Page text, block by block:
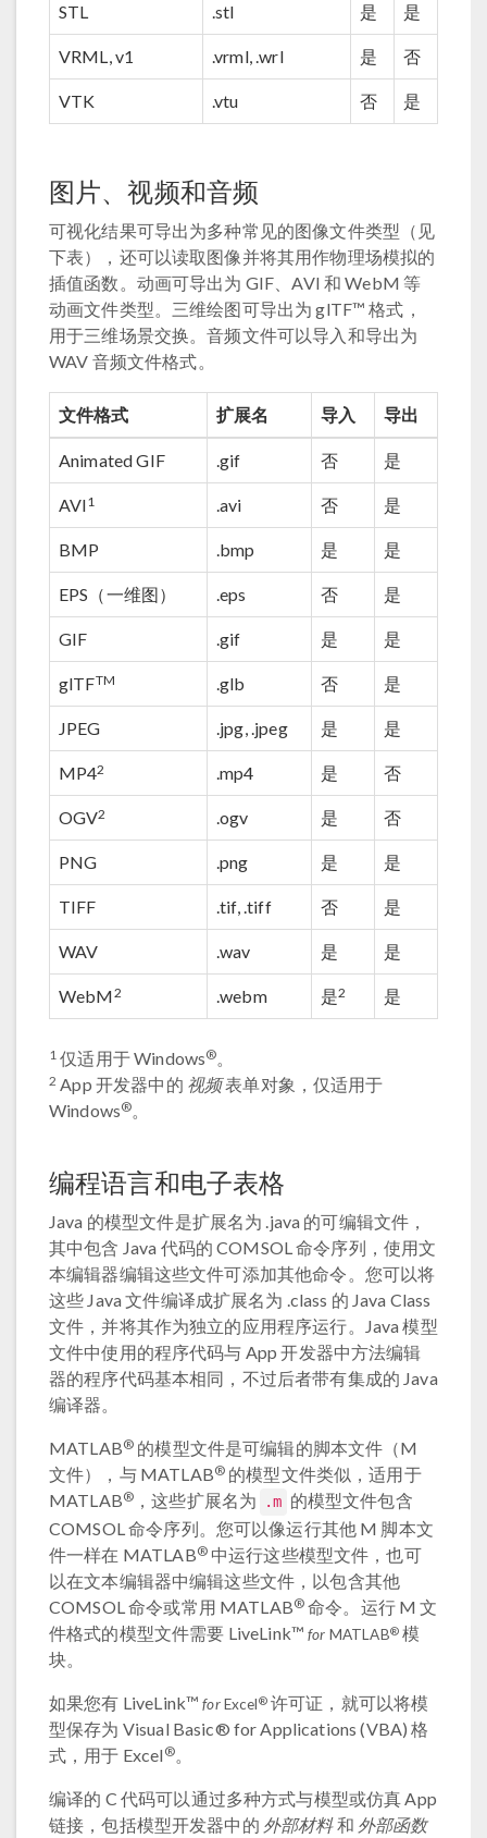
STL .stl 是 是
VRML, v1 .vrml, .wrl 是 否
VTK .vtu 否 是
图片、视频和音频
可视化结果可导出为多种常见的图像文件类型（见
下表），还可以读取图像并将其用作物理场模拟的
插值函数。动画可导出为 GIF、AVI 和 WebM 等
动画文件类型。三维绘图可导出为 glTF™ 格式，
用于三维场景交换。音频文件可以导入和导出为
WAV 音频文件格式。
文件格式 扩展名 导入 导出
Animated GIF .gif 否 是
AVI1 .avi 否 是
BMP .bmp 是 是
EPS（一维图） .eps 否 是
GIF .gif 是 是
glTFTM .glb 否 是
JPEG .jpg, .jpeg 是 是
MP42 .mp4 是 否
OGV2 .ogv 是 否
PNG .png 是 是
TIFF .tif, .tiff 否 是
WAV .wav 是 是
WebM2 .webm 是2 是
1 仅适用于 Windows®。
2 App 开发器中的 视频表单对象，仅适用于
Windows®。
编程语言和电子表格
Java 的模型文件是扩展名为 .java 的可编辑文件，
其中包含 Java 代码的 COMSOL 命令序列，使用文
本编辑器编辑这些文件可添加其他命令。您可以将
这些 Java 文件编译成扩展名为 .class 的 Java Class
文件，并将其作为独立的应用程序运行。Java 模型
文件中使用的程序代码与 App 开发器中方法编辑
器的程序代码基本相同，不过后者带有集成的 Java
编译器。
MATLAB® 的模型文件是可编辑的脚本文件（M
文件），与 MATLAB®的模型文件类似，适用于
MATLAB® ，这些扩展名为 .m 的模型文件包含
COMSOL 命令序列。您可以像运行其他 M 脚本文
件一样在 MATLAB®中运行这些模型文件，也可
以在文本编辑器中编辑这些文件，以包含其他
COMSOL 命令或常用 MATLAB® 命令。运行 M 文
件格式的模型文件需要 LiveLink™for MATLAB®模
块。
如果您有 LiveLink™forExcel®许可证，就可以将模
型保存为 Visual Basic® for Applications (VBA) 格
式，用于 Excel®。
编译的 C 代码可以通过多种方式与模型或仿真 App
链接，包括模型开发器中的 外部材料和 外部函数